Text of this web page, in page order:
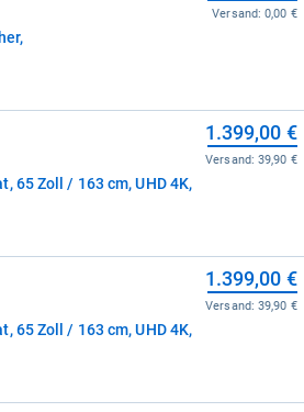
Versand:0,00 €
65 Zoll / 163 cm, UHD 4K,
1.399,00 €
Versand:39,90 €
65 Zoll / 163 cm, UHD 4K,
1.399,00 €
Versand:39,90 €